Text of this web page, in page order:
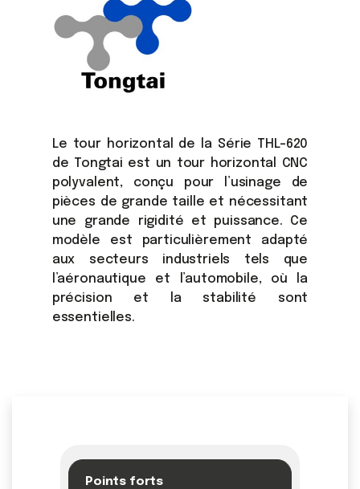
Le tour horizontal de la Série THL-620
de Tongtai est un tour horizontal CNC
polyvalent, conçu pour l’usinage de
pièces de grande taille et nécessitant
une grande rigidité et puissance. Ce
modèle est particulièrement adapté
aux secteurs industriels tels que
l’aéronautique et l’automobile, où la
précision et la stabilité sont
essentielles.
Points forts